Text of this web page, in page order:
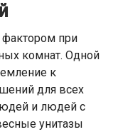
при
комнат. Одной
к
для всех
и людей с
унитазы